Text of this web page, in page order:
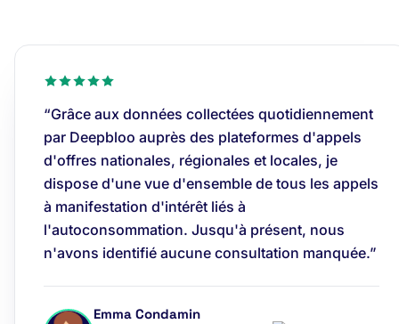
“Grâce aux données collectées quotidiennement
par Deepbloo auprès des plateformes d'appels
d'offres nationales, régionales et locales, je
dispose d'une vue d'ensemble de tous les appels
à manifestation d'intérêt liés à
l'autoconsommation. Jusqu'à présent, nous
n'avons identifié aucune consultation manquée.”
Emma Condamin